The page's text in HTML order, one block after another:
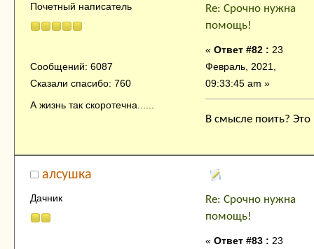
Почетный написатель
Сообщений: 6087
Сказали спасибо: 760
А жизнь так скоротечна......
Re: Срочно нужна
помощь!
« Ответ #82 : 23
Февраль, 2021,
09:33:45 am »
В смысле поить?
алсушка
Дачник
Re: Срочно нужна
помощь!
« Ответ #83 : 23